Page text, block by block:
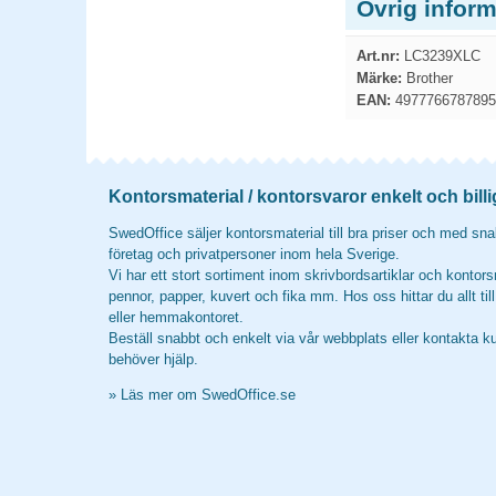
Övrig
Art.nr: LC3239XLC
Märke: Brother
EAN: 4977766787895
Kontorsmaterial / kontorsvaror enkelt och
SwedOffice säljer kontorsmaterial till bra priser och med
företag och privatpersoner inom hela Sverige.
Vi har ett stort sortiment inom skrivbordsartiklar och
pennor, papper, kuvert och fika mm. Hos oss hittar du allt
eller hemmakontoret.
Beställ snabbt och enkelt via vår webbplats eller kontakta
behöver hjälp.
» Läs mer om SwedOffice.se